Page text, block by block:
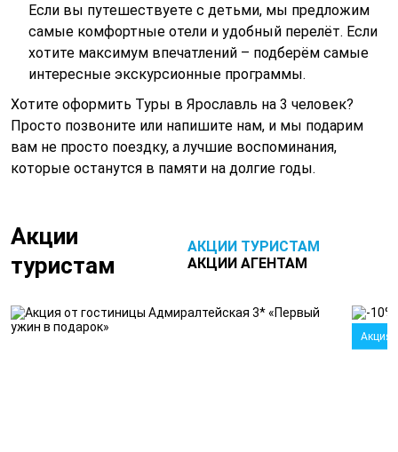
Если вы путешествуете с детьми, мы предложим
самые комфортные отели и удобный перелёт. Если
хотите максимум впечатлений – подберём самые
интересные экскурсионные программы.
Хотите оформить Туры в Ярославль на 3 человек?
Просто позвоните или напишите нам, и мы подарим
вам не просто поездку, а лучшие воспоминания,
которые останутся в памяти на долгие годы.
Акции
туристам
АКЦИИ ТУРИСТАМ
АКЦИИ АГЕНТАМ
Акция